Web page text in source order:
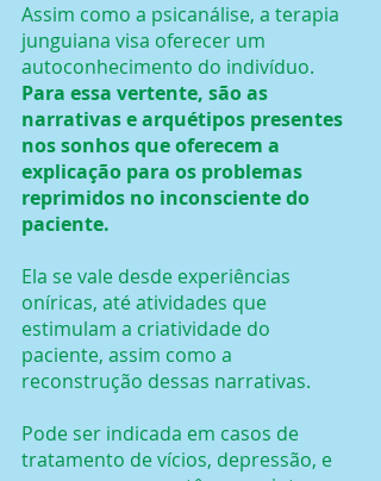
Assim como a psicanálise, a terapia
junguiana visa oferecer um
autoconhecimento do indivíduo.
Para essa vertente, são as
narrativas e arquétipos presentes
nos sonhos que oferecem a
explicação para os problemas
reprimidos no inconsciente do
paciente.
Ela se vale desde experiências
oníricas, até atividades que
estimulam a criatividade do
paciente, assim como a
reconstrução dessas narrativas.
Pode ser indicada em casos de
tratamento de vícios, depressão, e